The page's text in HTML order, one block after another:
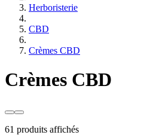
Herboristerie
CBD
Crèmes CBD
Crèmes CBD
61 produits affichés